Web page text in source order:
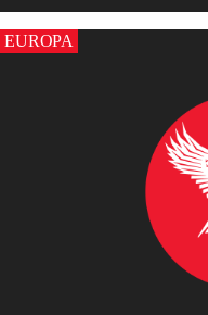
EUROPA